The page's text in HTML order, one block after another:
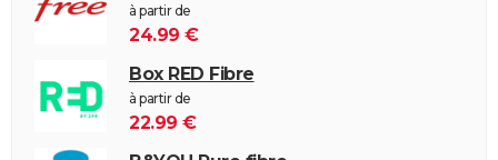
à partir de
24.99 €
Box RED Fibre
à partir de
22.99 €